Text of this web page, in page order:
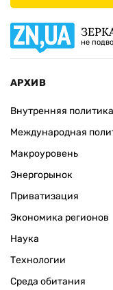
не
АРХИВ
Внутренняя политика
Международная
Макроуровень
Энергорынок
Приватизация
Экономика регионов
Наука
Технологии
Среда обитания